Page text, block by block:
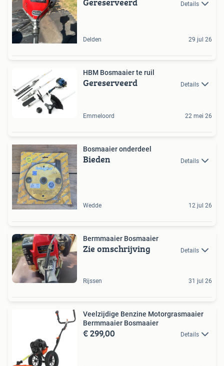
Details
Delden 29 jul 26
HBM Bosmaaier te ruil
Gereserveerd Details
Emmeloord 22 mei 26
Bosmaaier onderdeel
Bieden Details
Wedde 12 jul 26
Bermmaaier Bosmaaier
Zie omschrijving Details
Rijssen 31 jul 26
Veelzijdige Benzine Motorgrasmaaier
Bermmaaier Bosmaaier
€ 299,00 Details